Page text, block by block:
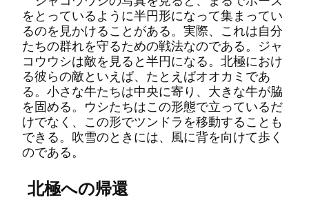
をとっているように半円形になって集まってい
るのを見かけることがある。実際、これは自分
たちの群れを守るための戦法なのである。ジャ
コウウシは敵を見ると半円になる。北極におけ
る彼らの敵といえば、たとえばオオカミであ
る。小さな牛たちは中央に寄り、大きな牛が脇
を固める。ウシたちはこの形態で立っているだ
けでなく、この形でツンドラを移動することも
できる。吹雪のときには、風に背を向けて歩く
のである。
北極への帰還